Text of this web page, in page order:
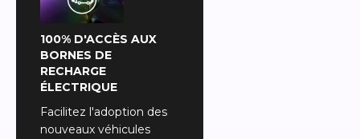
100% D'ACCÈS AUX
BORNES DE
RECHARGE
ÉLECTRIQUE
Facilitez l'adoption des
nouveaux véhicules